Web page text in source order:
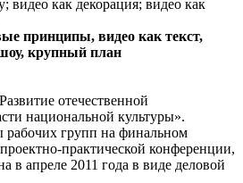
видео как декорация; видео как
принципы, видео как текст,
крупный план
отечественной
национальной культуры».
групп на финальном
практической конференции,
в апреле 2011 года в виде деловой